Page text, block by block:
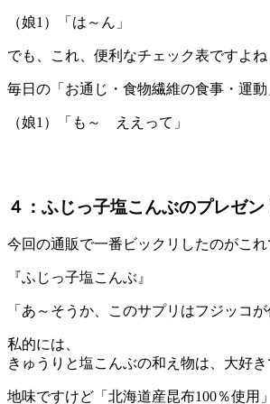
（娘1）「は～ん」
でも、これ、便利なチェック表ですよね
毎日の「お通じ・食物繊維の食事・運
（娘1）「も～ ええって」
４：ふじっ子塩こんぶのプレゼン
今回の通販で一番ビックリしたのがこれ
『ふじっ子塩こんぶ』
「あ～そうか、このサプリはフジッコ
私的には、
きゅうりと塩こんぶの和え物は、大好
地味ですけど「北海道産昆布100％使用